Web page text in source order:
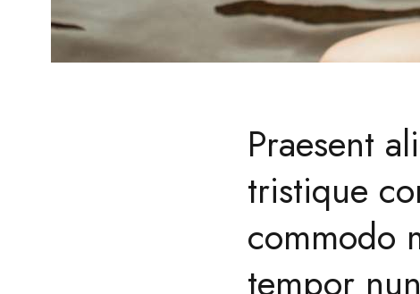
Praesent
tristique
commodo
tempor